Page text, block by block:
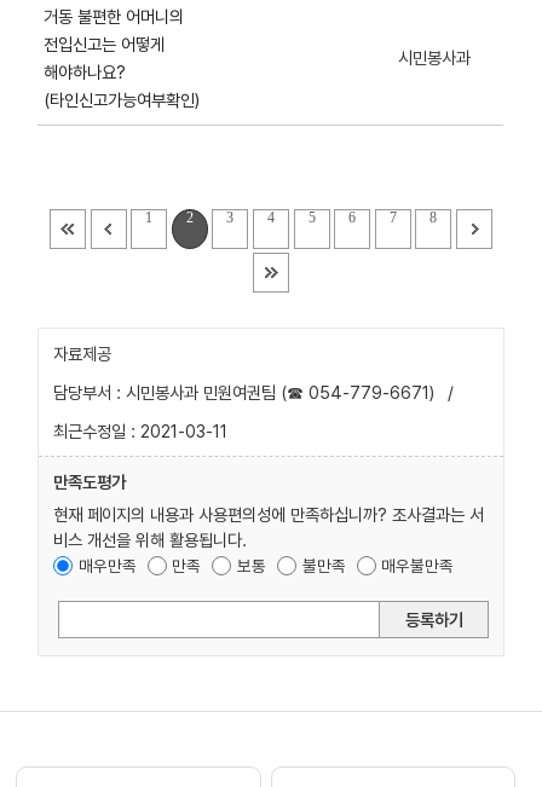
거동 불편한 어머니의
전입신고는 어떻게
해야하나요?
(타인신고가능여부확인)
시민봉사과
1 2 3 4 5 6 7 8
자료제공
담당부서 : 시민봉사과 민원여권팀 (☎ 054-779-6671)
/
최근수정일 : 2021-03-11
만족도평가
현재 페이지의 내용과 사용편의성에 만족하십니까? 조사결과는 서
비스 개선을 위해 활용됩니다.
매우만족 만족 보통 불만족 매우불만족
등록하기